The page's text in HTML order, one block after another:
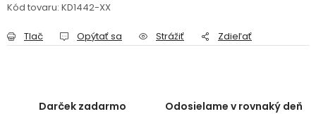
Kód tovaru: KD1442-XX
Tlač Opýtať sa Strážiť Zdieľať
Darček zadarmo Odosielame v rovnaký deň